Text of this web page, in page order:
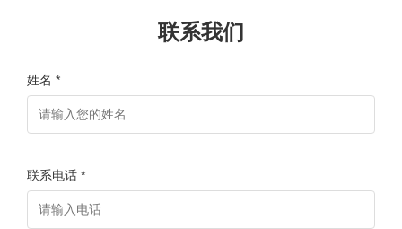
联系我们
姓名 *
联系电话 *